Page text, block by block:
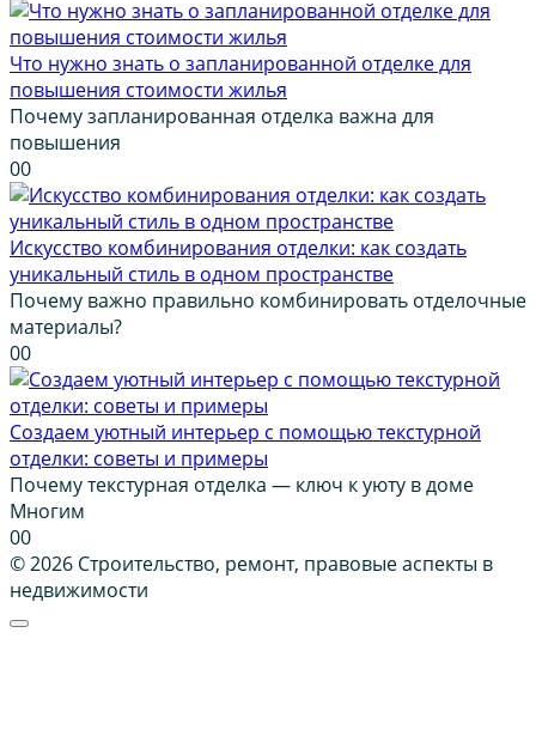
Что нужно знать о запланированной отделке для
повышения стоимости жилья
Почему запланированная отделка важна для
повышения
00
Искусство комбинирования отделки: как создать
уникальный стиль в одном пространстве
Почему важно правильно комбинировать отделочные
материалы?
00
Создаем уютный интерьер с помощью текстурной
отделки: советы и примеры
Почему текстурная отделка — ключ к уюту в доме
Многим
00
© 2026 Строительство, ремонт, правовые аспекты в
недвижимости